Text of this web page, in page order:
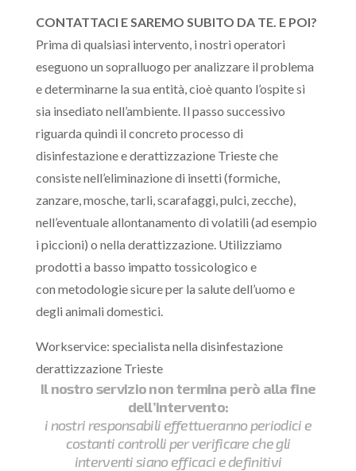
CONTATTACI E SAREMO SUBITO DA TE. E POI?
Prima di qualsiasi intervento, i nostri operatori
eseguono un sopralluogo per analizzare il problema
e determinarne la sua entità, cioè quanto l’ospite si
sia insediato nell’ambiente. Il passo successivo
riguarda quindi il concreto processo di
disinfestazione e derattizzazione Trieste che
consiste nell’eliminazione di insetti (formiche,
zanzare, mosche, tarli, scarafaggi, pulci, zecche),
nell’eventuale allontanamento di volatili (ad esempio
i piccioni) o nella derattizzazione. Utilizziamo
prodotti a basso impatto tossicologico e
con metodologie sicure per la salute dell’uomo e
degli animali domestici.
Workservice: specialista nella disinfestazione
derattizzazione Trieste
Il nostro servizio non termina però alla fine
dell’intervento:
i nostri responsabili effettueranno periodici e
costanti controlli per verificare che gli
interventi siano efficaci e definitivi